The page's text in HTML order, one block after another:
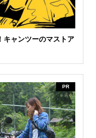
キャンツーのマストア
PR